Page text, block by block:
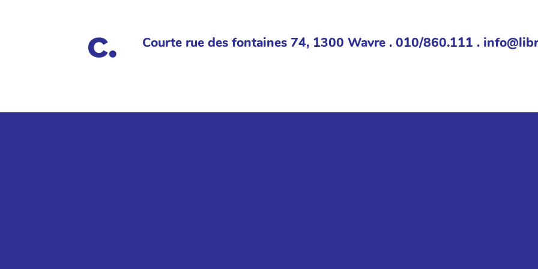
Courte rue des fontaines 74, 1300 Wavre . 010/860.111 .